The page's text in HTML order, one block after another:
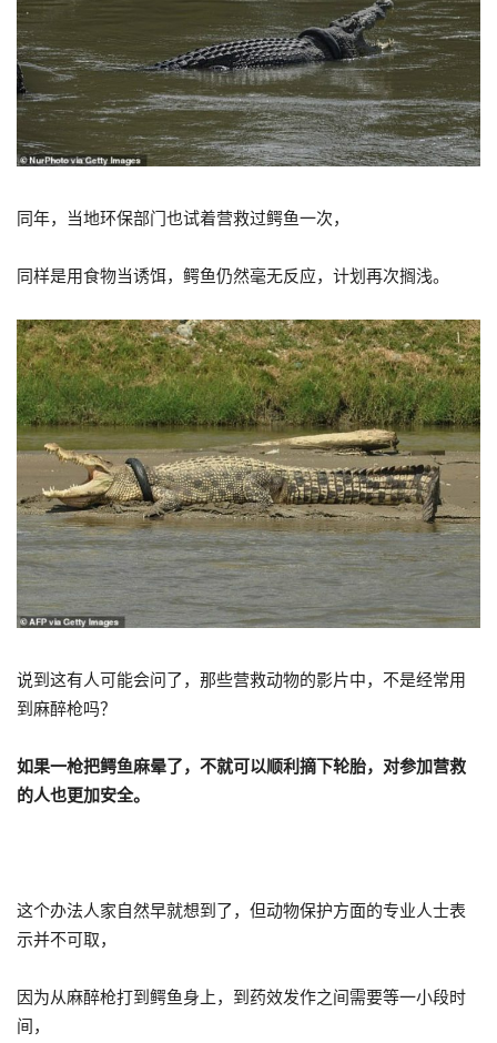
同年，当地环保部门也试着营救过鳄鱼一次，
同样是用食物当诱饵，鳄鱼仍然毫无反应，计划再次搁浅。
说到这有人可能会问了，那些营救动物的影片中，不是经常用
到麻醉枪吗？
如果一枪把鳄鱼麻晕了，不就可以顺利摘下轮胎，对参加营救
的人也更加安全。
这个办法人家自然早就想到了，但动物保护方面的专业人士表
示并不可取，
因为从麻醉枪打到鳄鱼身上，到药效发作之间需要等一小段时
间，